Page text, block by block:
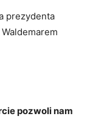
prezydenta
pozwoli nam